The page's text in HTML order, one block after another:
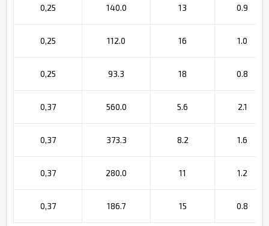
0,25 140.0 13 0.9
0,25 112.0 16 1.0
0,25 93.3 18 0.8
0,37 560.0 5.6 2.1
0,37 373.3 8.2 1.6
0,37 280.0 11 1.2
0,37 186.7 15 0.8